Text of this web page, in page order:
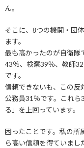
ん。
そこに、8つの機関・団
ます。
最も高かったのが自衛隊
43％、検察39％、教師
です。
信頼できないも、この反
公務員31％です。これ
る」を上回っています。
困ったことです。私の所
ら高い信頼を得ていまし